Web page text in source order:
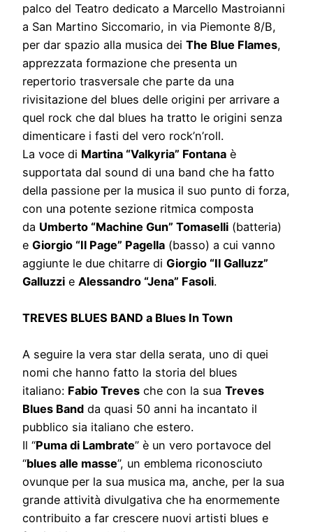
palco del Teatro dedicato a Marcello Mastroianni
a San Martino Siccomario, in via Piemonte 8/B,
per dar spazio alla musica dei The Blue Flames,
apprezzata formazione che presenta un
repertorio trasversale che parte da una
rivisitazione del blues delle origini per arrivare a
quel rock che dal blues ha tratto le origini senza
dimenticare i fasti del vero rock’n’roll.
La voce di Martina “Valkyria” Fontana è
supportata dal sound di una band che ha fatto
della passione per la musica il suo punto di forza,
con una potente sezione ritmica composta
da Umberto “Machine Gun” Tomaselli (batteria)
e Giorgio “Il Page” Pagella (basso) a cui vanno
aggiunte le due chitarre di Giorgio “Il Galluzz”
Galluzzi e Alessandro “Jena” Fasoli.
TREVES BLUES BAND a Blues In Town
A seguire la vera star della serata, uno di quei
nomi che hanno fatto la storia del blues
italiano: Fabio Treves che con la sua Treves
Blues Band da quasi 50 anni ha incantato il
pubblico sia italiano che estero.
Il “Puma di Lambrate” è un vero portavoce del
“blues alle masse”, un emblema riconosciuto
ovunque per la sua musica ma, anche, per la sua
grande attività divulgativa che ha enormemente
contribuito a far crescere nuovi artisti blues e